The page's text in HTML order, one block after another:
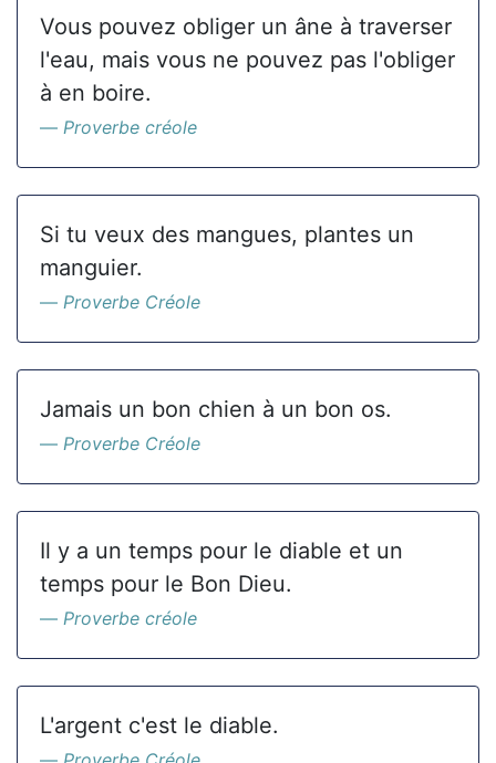
Vous pouvez obliger un âne à traverser
l'eau, mais vous ne pouvez pas l'obliger
à en boire.
Proverbe créole
Si tu veux des mangues, plantes un
manguier.
Proverbe Créole
Jamais un bon chien à un bon os.
Proverbe Créole
Il y a un temps pour le diable et un
temps pour le Bon Dieu.
Proverbe créole
L'argent c'est le diable.